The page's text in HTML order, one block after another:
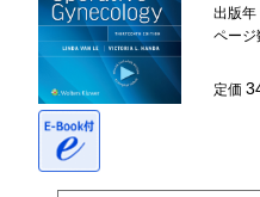
出版年
ページ
定価